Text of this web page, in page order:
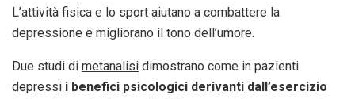
L’attività fisica e lo sport aiutano a combattere la
depressione e migliorano il tono dell’umore.
Due studi di metanalisi dimostrano come in pazienti
depressi i benefici psicologici derivanti dall’esercizio